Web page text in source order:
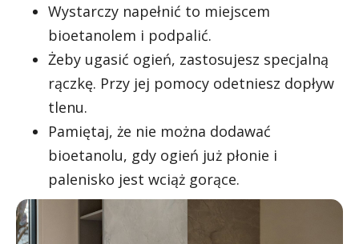
Wystarczy napełnić to miejscem
bioetanolem i podpalić.
Żeby ugasić ogień, zastosujesz specjalną
rączkę. Przy jej pomocy odetniesz dopływ
tlenu.
Pamiętaj, że nie można dodawać
bioetanolu, gdy ogień już płonie i
palenisko jest wciąż gorące.